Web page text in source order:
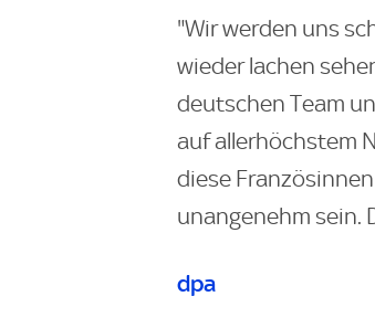
"Wir werden uns
wieder lachen
deutschen Team
auf allerhöchstem
diese
unangenehm sein.
dpa